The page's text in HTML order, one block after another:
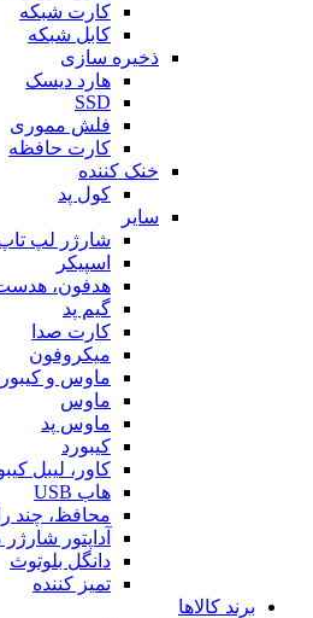
کارت شبکه
کابل شبکه
ذخیره سازی
هارد دیسک
SSD
فلش مموری
کارت حافظه
خنک کننده
کول پد
سایر
شارژر لپ
اسپیکر
هدفون،
گیم پد
کارت صدا
میکروفون
ماوس و
ماوس
ماوس پد
کیبورد
کاور، لیبل
هاب USB
محافظ، چند
آداپتور شارژر
دانگل بلوتوث
تمیز کننده
برند کالاها